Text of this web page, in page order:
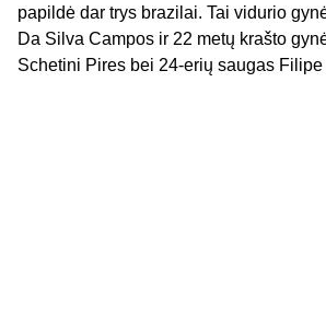
papildė dar trys brazilai. Tai vidurio
Da Silva Campos ir 22 metų krašto
Schetini Pires bei 24-erių saugas